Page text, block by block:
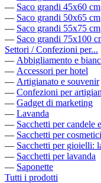
— Saco grandi 45x60 cm
— Saco grandi 50x65 cm
— Saco grandi 55x75 cm
— Saco grandi 75x100
Settori / Confezioni per...
— Abbigliamento e
— Accessori per hotel
— Artigianato e souvenir
— Confezioni per
— Gadget di marketing
— Lavanda
— Sacchetti per candele
— Sacchetti per
— Sacchetti per gioielli:
— Sacchetti per lavanda
— Saponette
Tutti i prodotti